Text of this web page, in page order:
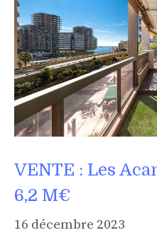
VENTE : Les
6,2 M€
16 décembre 2023